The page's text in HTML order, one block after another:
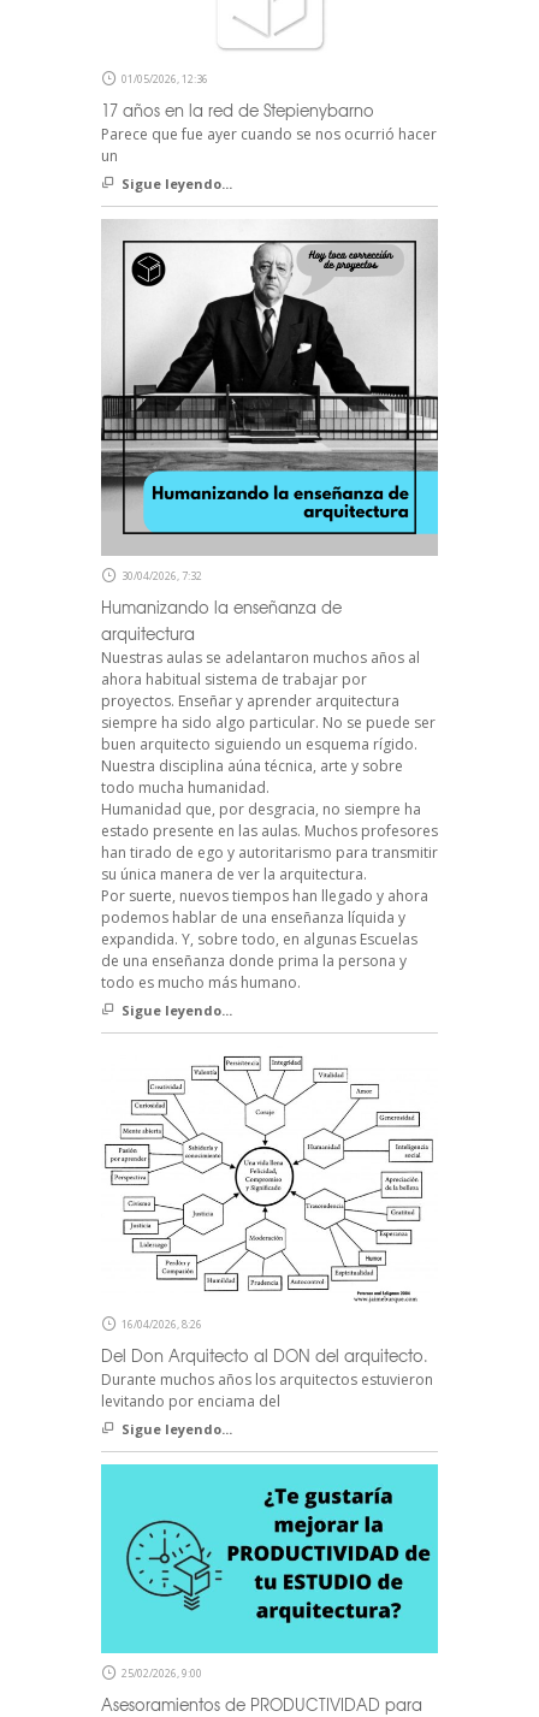
01/05/2026, 12:36
17 años en la red de Stepienybarno
Parece que fue ayer cuando se nos ocurrió hacer
un
Sigue leyendo...
30/04/2026, 7:32
Humanizando la enseñanza de
arquitectura
Nuestras aulas se adelantaron muchos años al
ahora habitual sistema de trabajar por
proyectos. Enseñar y aprender arquitectura
siempre ha sido algo particular. No se puede ser
buen arquitecto siguiendo un esquema rígido.
Nuestra disciplina aúna técnica, arte y sobre
todo mucha humanidad.
Humanidad que, por desgracia, no siempre ha
estado presente en las aulas. Muchos profesores
han tirado de ego y autoritarismo para transmitir
su única manera de ver la arquitectura.
Por suerte, nuevos tiempos han llegado y ahora
podemos hablar de una enseñanza líquida y
expandida. Y, sobre todo, en algunas Escuelas
de una enseñanza donde prima la persona y
todo es mucho más humano.
Sigue leyendo...
16/04/2026, 8:26
Del Don Arquitecto al DON del arquitecto.
Durante muchos años los arquitectos estuvieron
levitando por enciama del
Sigue leyendo...
25/02/2026, 9:00
Asesoramientos de PRODUCTIVIDAD para